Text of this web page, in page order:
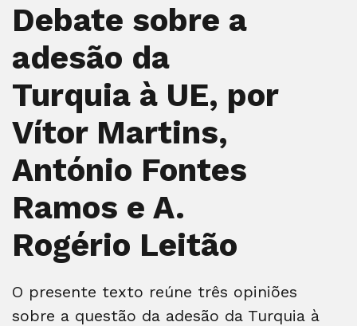
Debate sobre a
adesão da
Turquia à UE, por
Vítor Martins,
António Fontes
Ramos e A.
Rogério Leitão
O presente texto reúne três opiniões
sobre a questão da adesão da Turquia à